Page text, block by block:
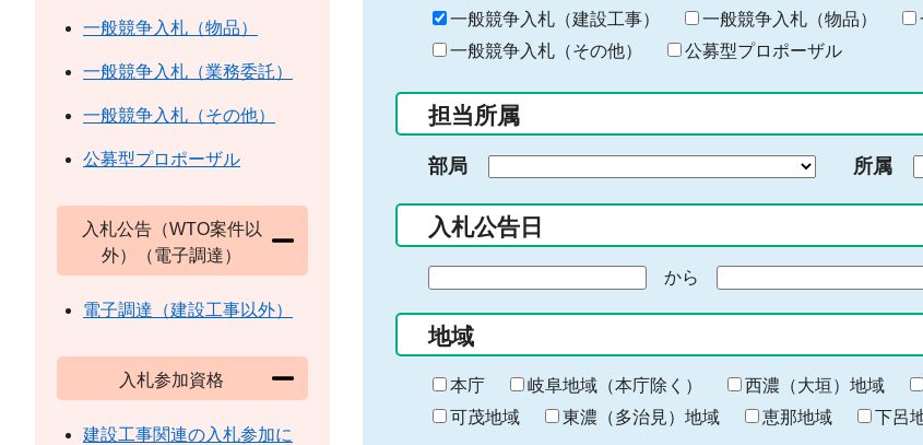
キ
ー
ー
入
力
一般競争入札（建設工事） 一般競争入札（物品）
一般競争入札（その他）
公募型プロポーザル
担当所属
部局 所属
入札公告日
の
始
ま
り
から
終
わ
り
地域
本庁 岐阜地域（本庁除く） 西濃（大垣）地域
可茂地域
東濃（多治見）地域 恵那地域 下呂
一般競争入札（物品）
一般競争入札（業務委託）
一般競争入札（その他）
公募型プロポーザル
入札公告（WTO案件以
外）（電子調達）
電子調達（建設工事以外）
入札参加資格
建設工事関連の入札参加に